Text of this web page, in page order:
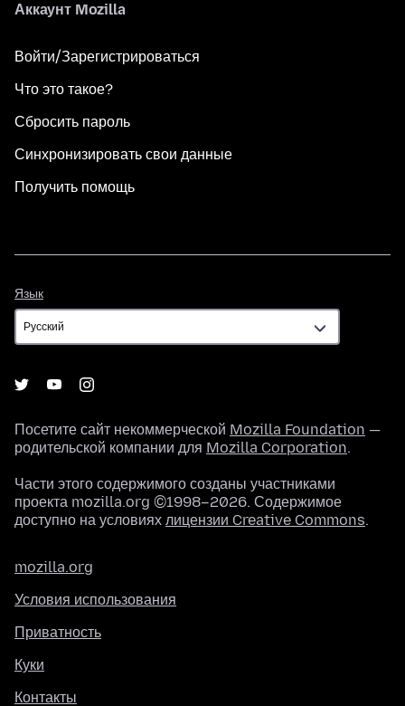
Аккаунт Mozilla
Войти/Зарегистрироваться
Что это такое?
Сбросить пароль
Синхронизировать свои данные
Получить помощь
Язык
Посетите сайт некоммерческой Mozilla Foundation —
родительской компании для Mozilla Corporation.
Части этого содержимого созданы участниками
проекта mozilla.org ©1998–2026. Содержимое
доступно на условиях лицензии Creative Commons.
mozilla.org
Условия использования
Приватность
Куки
Контакты